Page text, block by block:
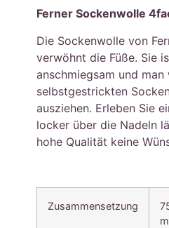
Ferner Sockenwolle
Die Sockenwolle von
verwöhnt die Füße. Sie
anschmiegsam und man
selbstgestrickten
ausziehen. Erleben Sie
locker über die Nadeln
hohe Qualität keine
Zusammensetzung